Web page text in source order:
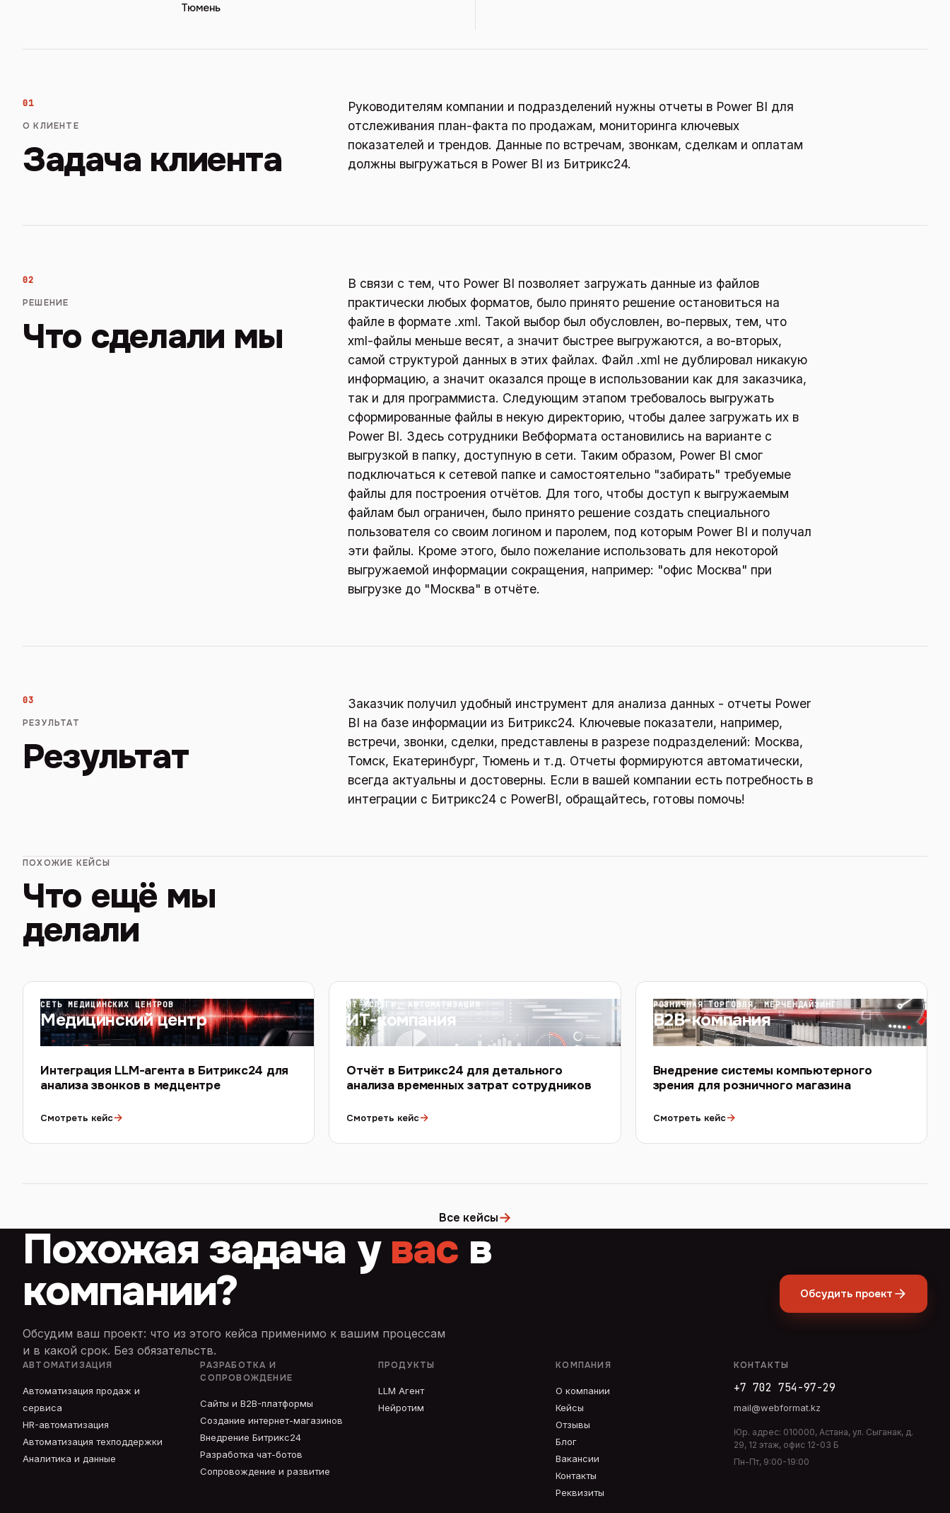
Тюмень
01
О КЛИЕНТЕ
Задача клиента
Руководителям компании и подразделений нужны отчеты в Power BI для
отслеживания план-факта по продажам, мониторинга ключевых
показателей и трендов. Данные по встречам, звонкам, сделкам и оплатам
должны выгружаться в Power BI из Битрикс24.
02
РЕШЕНИЕ
Что сделали мы
В связи с тем, что Power BI позволяет загружать данные из файлов
практически любых форматов, было принято решение остановиться на
файле в формате .xml. Такой выбор был обусловлен, во-первых, тем, что
xml-файлы меньше весят, а значит быстрее выгружаются, а во-вторых,
самой структурой данных в этих файлах. Файл .xml не дублировал никакую
информацию, а значит оказался проще в использовании как для заказчика,
так и для программиста. Следующим этапом требовалось выгружать
сформированные файлы в некую директорию, чтобы далее загружать их в
Power BI. Здесь сотрудники Вебформата остановились на варианте с
выгрузкой в папку, доступную в сети. Таким образом, Power BI смог
подключаться к сетевой папке и самостоятельно "забирать" требуемые
файлы для построения отчётов. Для того, чтобы доступ к выгружаемым
файлам был ограничен, было принято решение создать специального
пользователя со своим логином и паролем, под которым Power BI и получал
эти файлы. Кроме этого, было пожелание использовать для некоторой
выгружаемой информации сокращения, например: "офис Москва" при
выгрузке до "Москва" в отчёте.
03
РЕЗУЛЬТАТ
Результат
Заказчик получил удобный инструмент для анализа данных - отчеты Power
BI на базе информации из Битрикс24. Ключевые показатели, например,
встречи, звонки, сделки, представлены в разрезе подразделений: Москва,
Томск, Екатеринбург, Тюмень и т.д. Отчеты формируются автоматически,
всегда актуальны и достоверны. Если в вашей компании есть потребность в
интеграции с Битрикс24 с PowerBI, обращайтесь, готовы помочь!
ПОХОЖИЕ КЕЙСЫ
Что ещё мы
делали
СЕТЬ МЕДИЦИНСКИХ ЦЕНТРОВ
Медицинский центр
Интеграция LLM-агента в Битрикс24 для
анализа звонков в медцентре
Смотреть кейс→
ИТ-УСЛУГИ, АВТОМАТИЗАЦИЯ
ИТ-компания
Отчёт в Битрикс24 для детального
анализа временных затрат сотрудников
Смотреть кейс→
РОЗНИЧНАЯ ТОРГОВЛЯ, МЕРЧЕНДАЙЗИНГ
B2B-компания
Внедрение системы компьютерного
зрения для розничного магазина
Смотреть кейс→
Все кейсы→
Похожая задача у вас в
компании?
Обсудим ваш проект: что из этого кейса применимо к вашим процессам
и в какой срок. Без обязательств.
Обсудить проект
АВТОМАТИЗАЦИЯ
Автоматизация продаж и
сервиса
HR-автоматизация
Автоматизация техподдержки
Аналитика и данные
РАЗРАБОТКА И
СОПРОВОЖДЕНИЕ
Сайты и B2B-платформы
Создание интернет-магазинов
Внедрение Битрикс24
Разработка чат-ботов
Сопровождение и развитие
ПРОДУКТЫ
LLM Агент
Нейротим
КОМПАНИЯ
О компании
Кейсы
Отзывы
Блог
Вакансии
Контакты
Реквизиты
КОНТАКТЫ
+7 702 754-97-29
mail@webformat.kz
Юр. адрес: 010000, Астана, ул. Сыганак, д.
29, 12 этаж, офис 12-03 Б
Пн-Пт, 9:00-19:00